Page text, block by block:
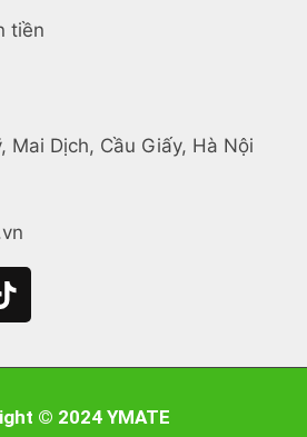
tiền
Mai Dịch, Cầu Giấy, Hà Nội
© 2024 YMATE